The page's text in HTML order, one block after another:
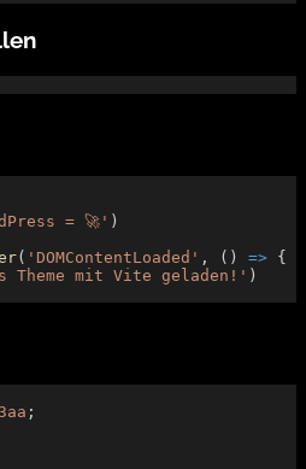
= 🚀' )
( 'DOMContentLoaded' , () => {
Theme mit Vite geladen!' )
;